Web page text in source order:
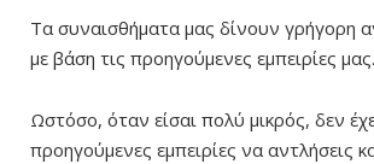
Τα συναισθήματα μας δίνουν γρήγορη
με βάση τις προηγούμενες εμπειρίες μας.
Ωστόσο, όταν είσαι πολύ μικρός, δεν
προηγούμενες εμπειρίες να αντλήσεις